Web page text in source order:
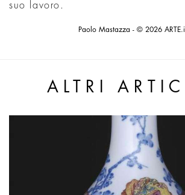
suo lavoro.
Paolo Mastazza - © 2026
ALTRI